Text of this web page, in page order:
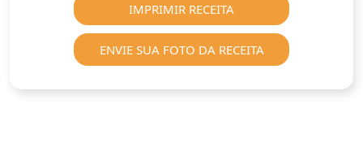
IMPRIMIR RECEITA
ENVIE SUA FOTO DA RECEITA